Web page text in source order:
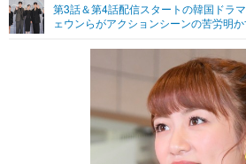
第3話＆第4話配信スタートの韓国ドラ
ェウンらがアクションシーンの苦労明